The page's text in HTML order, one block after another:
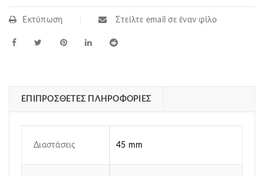
Εκτύπωση Στείλτε email σε έναν φίλο
ΕΠΙΠΡΌΣΘΕΤΕΣ ΠΛΗΡΟΦΟΡΊΕΣ
Διαστάσεις 45 mm